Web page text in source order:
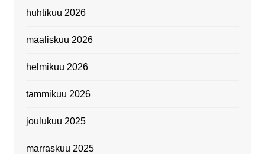
huhtikuu 2026
maaliskuu 2026
helmikuu 2026
tammikuu 2026
joulukuu 2025
marraskuu 2025